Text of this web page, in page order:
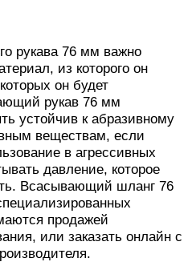
рукава 76 мм важно
из которого он
он будет
рукав 76 мм
устойчив к абразивному
веществам, если
в агрессивных
давление, которое
Всасывающий шланг 76
продажей
или заказать онлайн с